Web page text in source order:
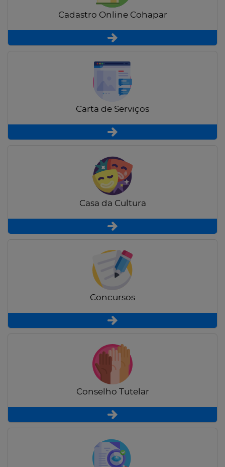
Cadastro Online Cohapar
Carta de Serviços
Casa da Cultura
Concursos
Conselho Tutelar